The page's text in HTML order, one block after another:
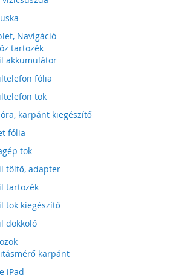
Navigáció
tartozék
akkumulátor
fólia
tok
karpánt kiegészítő
fólia
tok
töltő, adapter
tartozék
tok kiegészítő
dokkoló
karpánt
iPad